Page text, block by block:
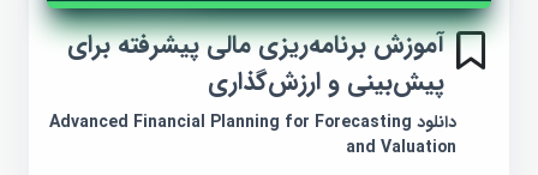
آموزش برنامه‌ریزی مالی پیشرفته برای
پیش‌بینی و ارزش‌گذاری
دانلود Advanced Financial Planning for Forecasting
and Valuation